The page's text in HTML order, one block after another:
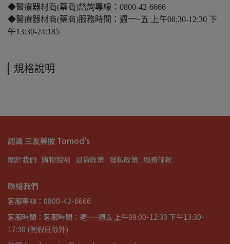
◆醫療器材商(藥商)諮詢專線：0800-42-6666
◆醫療器材商(藥商)服務時間：週一~五 上午08:30-12:30 下
午13:30-24:185
規格說明
認識 三友藥妝 Tomod's
關於我們 購物說明 退貨政策 隱私政策 服務條款
聯絡我們
客服專線：0800-42-6666
客服時間：客服時間：週一~週五 上午09:00-12:30 下午13:30-
17:30 (例假日除外)